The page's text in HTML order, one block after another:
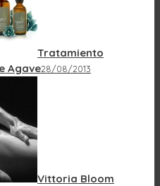
Tratamiento
Agave28/08/2013
Vittoria Bloom